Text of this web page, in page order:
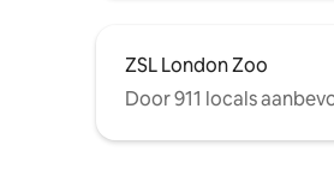
ZSL London Zoo
Door 911 locals